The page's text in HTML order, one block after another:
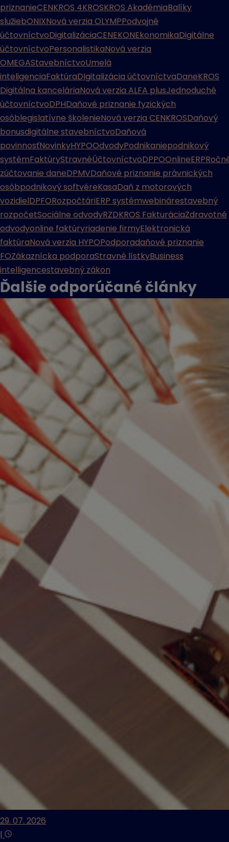
priznanieCENKROS 4KROSKROS AkadémiaBalíky
služiebONIXNová verzia OLYMPPodvojné
účtovníctvoDigitalizáciaCENEKONEkonomikaDigitálne
účtovníctvoPersonalistikaNová verzia
OMEGAStavebníctvoUmelá
inteligenciaFaktúraDIgitalizácia účtovníctvaDaneKROS
Digitálna kanceláriaNová verzia ALFA plusJednoduché
účtovníctvoDPHDaňové priznanie fyzických
osôblegislatívne školenieNová verzia CENKROSDaňový
bonusdigitálne stavebníctvoDaňová
povinnosťNovinkyHYPOOdvodyPodnikaniepodnikový
systémFaktúryStravnéÚčtovníctvoDPPOOnlineERP
zúčtovanie daneDPMVDaňové priznanie právnických
osôbpodnikový softvéreKasaDaň z motorových
vozidielDPFORozpočtáriERP systémwebinárestavebný
rozpočetSociálne odvodyRZDKROS FakturáciaZdravotné
odvodyonline faktúryriadenie firmyElektronická
faktúraNová verzia HYPOPodporadaňové priznanie
FOZákaznícka podporaStravné lístkyBusiness
intelligencestavebný zákon
Ďalšie odporúčané články
29. 07. 2026
|